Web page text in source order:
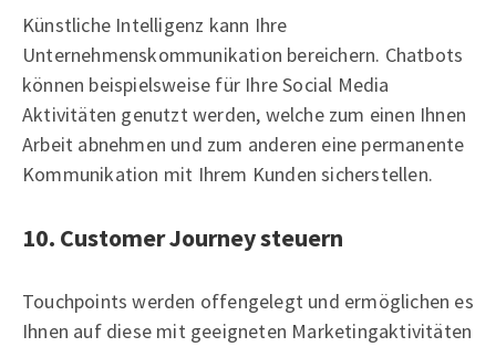
Künstliche Intelligenz kann Ihre
Unternehmenskommunikation bereichern. Chatbots
können beispielsweise für Ihre Social Media
Aktivitäten genutzt werden, welche zum einen Ihnen
Arbeit abnehmen und zum anderen eine permanente
Kommunikation mit Ihrem Kunden sicherstellen.
10. Customer Journey steuern
Touchpoints werden offengelegt und ermöglichen es
Ihnen auf diese mit geeigneten Marketingaktivitäten